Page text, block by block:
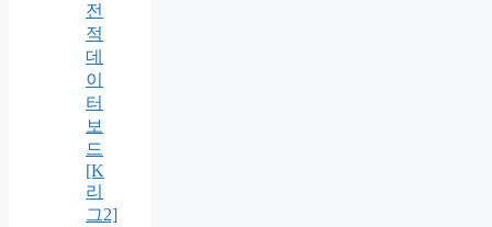
전
적
데
이
터
보
드
[K
리
그2]